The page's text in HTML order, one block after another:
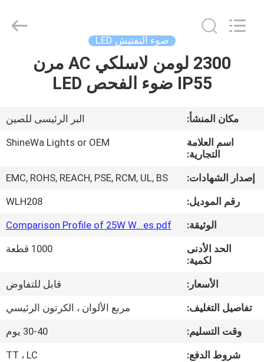
المنزل
فيديوهات
حولنا
جولة
المصنع
مراقبة
الجودة
اتصل
ضوء التفتيش LED
2300 لومن لاسلكي AC مرن
IP55 ضوء الفحص LED
مكان المنشأ:
البر الرئيسى للصين
اسم العلامة
التجارية:
ShineWa Lights or OEM
إصدار الشهادات:
EMC, ROHS, REACH, PSE, RCM, UL, BS
رقم الموديل:
WLH208
الوثيقة:
Comparison Profile of 25W W...es.pdf
الحد الأدنى
لكمية:
1000 قطعة
الأسعار:
قابل للتفاوض
تفاصيل التغليف:
مربع الألوان ، الكرتون الرئيسي
وقت التسليم:
30-40 يوم
شروط الدفع:
TT ، LC